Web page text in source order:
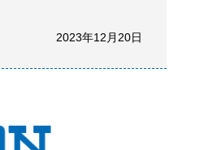
2023年12月20日